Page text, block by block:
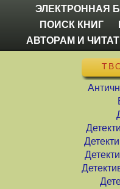
ЭЛЕКТРОННАЯ
ПОИСК КНИГ
АВТОРАМ И